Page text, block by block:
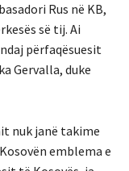
Rus në KB,
së tij. Ai
përfaqësuesit
Gervalla, duke
nuk janë takime
emblema e